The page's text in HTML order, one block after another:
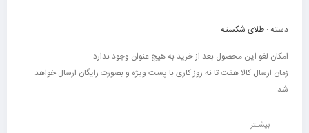
دسته : طلای شکسته
امکان لغو این محصول بعد از خرید به هیچ عنوان وجود ندارد
زمان ارسال کالا هفت تا نه روز کاری با پست ویژه و بصورت رایگان ارسال خواهد
شد.
بیشـتر